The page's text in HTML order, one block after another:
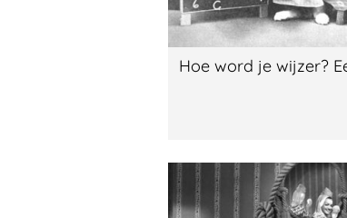
Hoe word je wijzer?